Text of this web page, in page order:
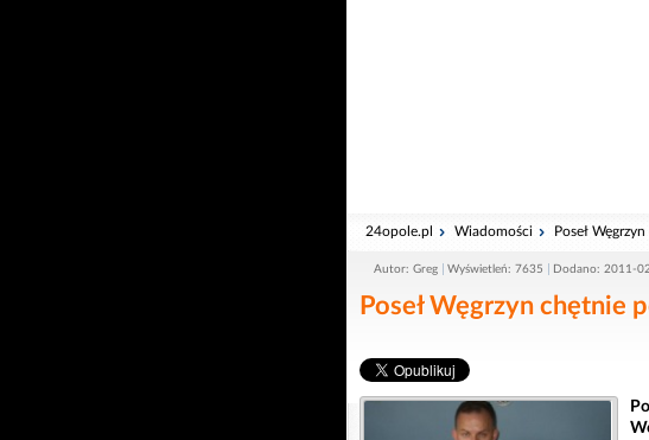
24opole.pl Wiadomości Poseł
Autor: Greg Wyświetleń: 7635 Dodano: 2011-
Poseł Węgrzyn chętnie